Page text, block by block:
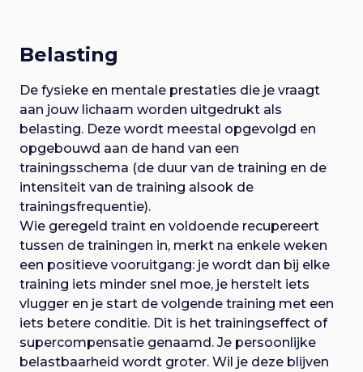
Belasting
De fysieke en mentale prestaties die je vraagt
aan jouw lichaam worden uitgedrukt als
belasting. Deze wordt meestal opgevolgd en
opgebouwd aan de hand van een
trainingsschema (de duur van de training en de
intensiteit van de training alsook de
trainingsfrequentie).
Wie geregeld traint en voldoende recupereert
tussen de trainingen in, merkt na enkele weken
een positieve vooruitgang: je wordt dan bij elke
training iets minder snel moe, je herstelt iets
vlugger en je start de volgende training met een
iets betere conditie. Dit is het trainingseffect of
supercompensatie genaamd. Je persoonlijke
belastbaarheid wordt groter. Wil je deze blijven